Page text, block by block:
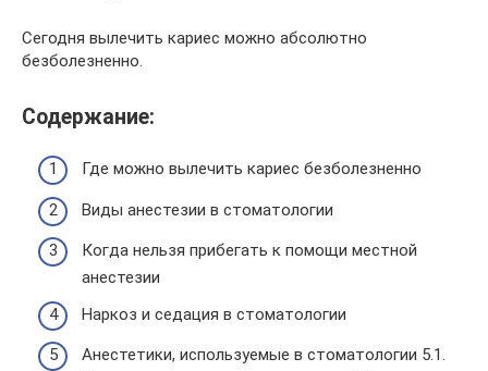
Сегодня вылечить кариес можно абсолютно
безболезненно.
Содержание:
Где можно вылечить кариес безболезненно
Виды анестезии в стоматологии
Когда нельзя прибегать к помощи местной
анестезии
Наркоз и седация в стоматологии
Анестетики, используемые в стоматологии 5.1.